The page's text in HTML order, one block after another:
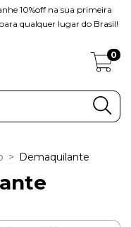
10%off na sua primeira
qualquer lugar do Brasil!
0
> Demaquilante